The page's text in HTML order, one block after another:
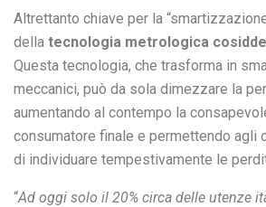
Altrettanto chiave per la
della tecnologia metrologica
Questa tecnologia, che trasforma in
meccanici, può da sola dimezzare la
aumentando al contempo la
consumatore finale e permettendo agli
di individuare tempestivamente le
“Ad oggi solo il 20% circa delle utenze